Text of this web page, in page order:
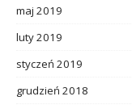
maj 2019
luty 2019
styczeń 2019
grudzień 2018